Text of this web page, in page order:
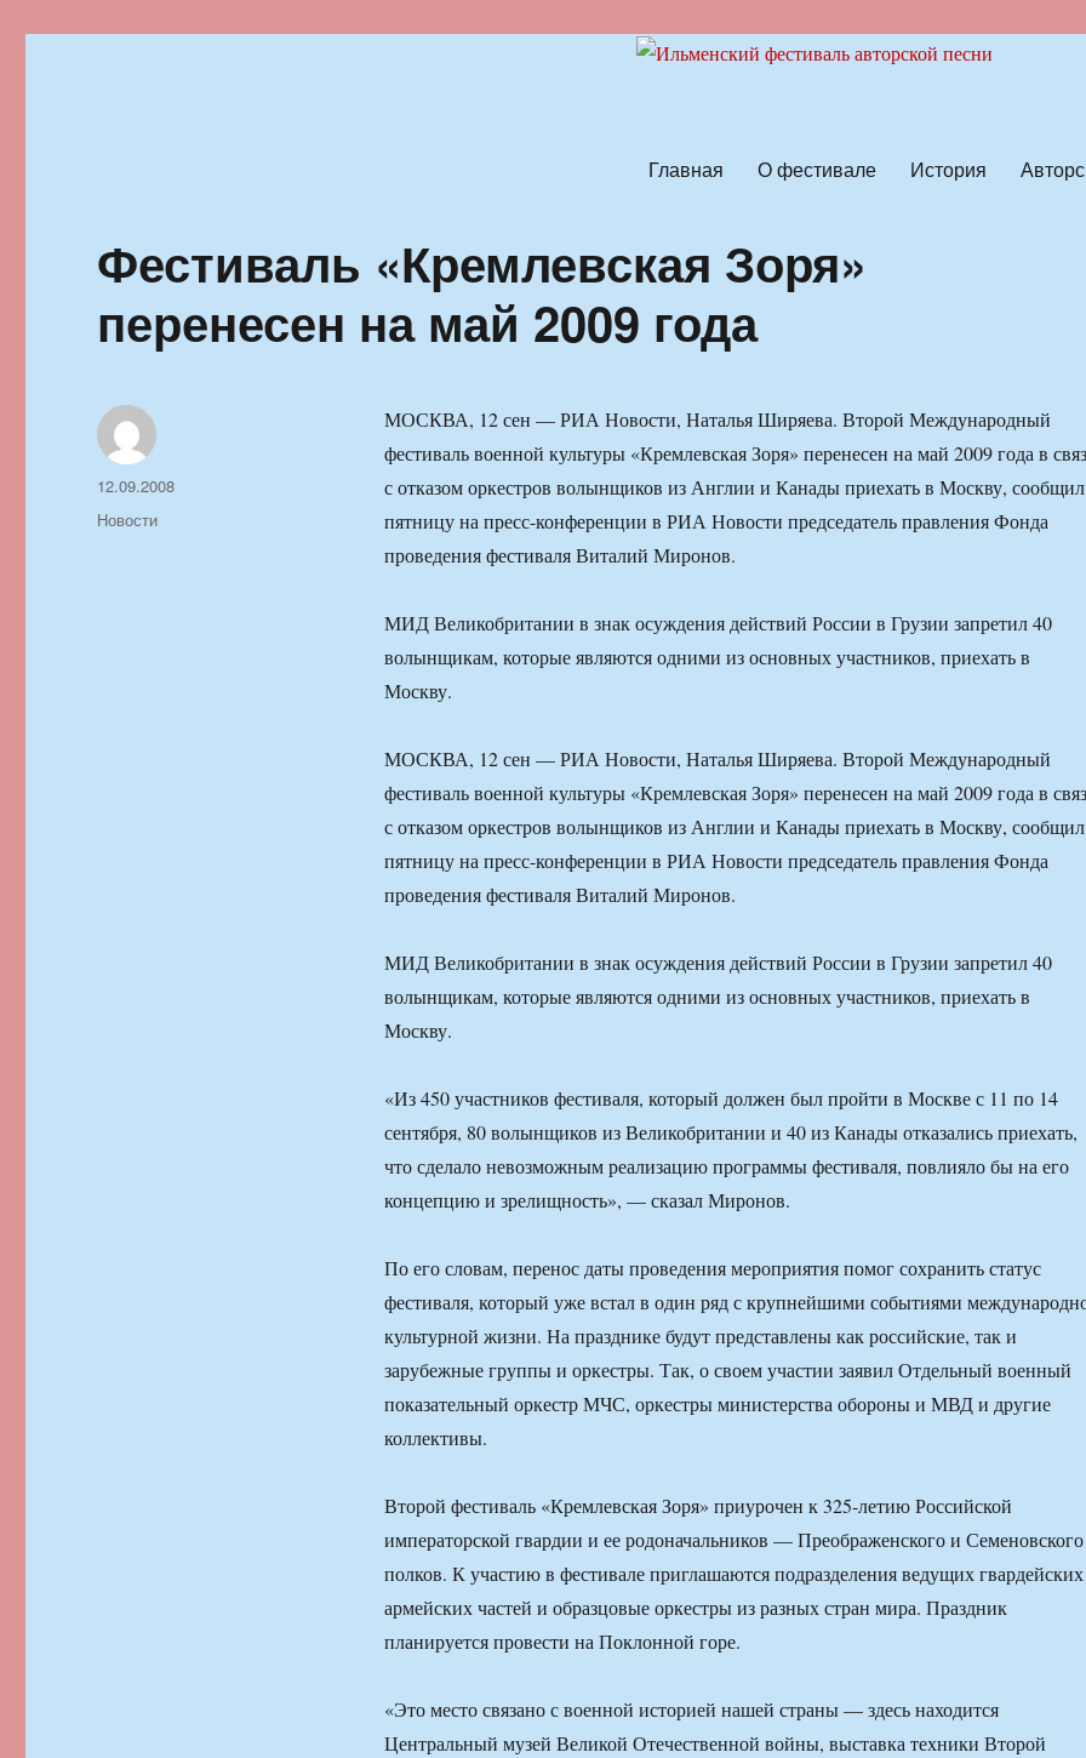
Главная О фестивале История
Фестиваль «Кремлевская Зоря»
перенесен на май 2009 года
МОСКВА, 12 сен — РИА Новости, Наталья Ширяева. Второй Международный
фестиваль военной культуры «Кремлевская Зоря» перенесен на май 2009 года в
с отказом оркестров волынщиков из Англии и Канады приехать в Москву,
пятницу на пресс-конференции в РИА Новости председатель правления Фонда
проведения фестиваля Виталий Миронов.
МИД Великобритании в знак осуждения действий России в Грузии запретил 40
волынщикам, которые являются одними из основных участников, приехать в
Москву.
МОСКВА, 12 сен — РИА Новости, Наталья Ширяева. Второй Международный
фестиваль военной культуры «Кремлевская Зоря» перенесен на май 2009 года в
с отказом оркестров волынщиков из Англии и Канады приехать в Москву,
пятницу на пресс-конференции в РИА Новости председатель правления Фонда
проведения фестиваля Виталий Миронов.
МИД Великобритании в знак осуждения действий России в Грузии запретил 40
волынщикам, которые являются одними из основных участников, приехать в
Москву.
«Из 450 участников фестиваля, который должен был пройти в Москве с 11 по 14
сентября, 80 волынщиков из Великобритании и 40 из Канады отказались приехать,
что сделало невозможным реализацию программы фестиваля, повлияло бы на его
концепцию и зрелищность», — сказал Миронов.
По его словам, перенос даты проведения мероприятия помог сохранить статус
фестиваля, который уже встал в один ряд с крупнейшими событиями
культурной жизни. На празднике будут представлены как российские, так и
зарубежные группы и оркестры. Так, о своем участии заявил Отдельный военный
показательный оркестр МЧС, оркестры министерства обороны и МВД и другие
коллективы.
Второй фестиваль «Кремлевская Зоря» приурочен к 325-летию Российской
императорской гвардии и ее родоначальников — Преображенского и Семеновского
полков. К участию в фестивале приглашаются подразделения ведущих
армейских частей и образцовые оркестры из разных стран мира. Праздник
планируется провести на Поклонной горе.
«Это место связано с военной историей нашей страны — здесь находится
Центральный музей Великой Отечественной войны, выставка техники Второй
Автор
Опубликовано
12.09.2008
Рубрики
Новости